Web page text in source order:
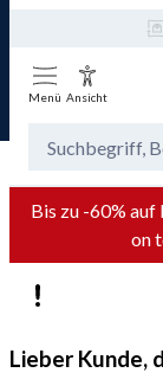
Menü Ansicht
Bis zu -60%
on
Lieber Kunde,